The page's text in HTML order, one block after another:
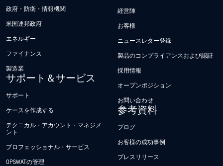
政府・防衛・情報機関
米国連邦政府
エネルギー
ファイナンス
製造業
サポート＆サービス
サポート
ケースを作成する
テクニカル・アカウント・マネジメ
ント
プロフェッショナル・サービス
OPSWATの管理
経営陣
お客様
ニュースレター登録
製品のコンプライアンスおよび認証
採用情報
オープンポジション
お問い合わせ
参考資料
ブログ
お客様の成功事例
プレスリリース